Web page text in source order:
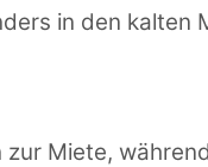
in den kalten
Miete,